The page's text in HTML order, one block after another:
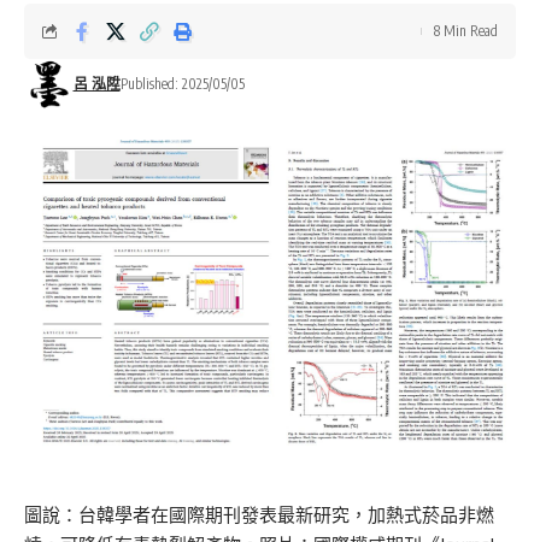
呂 泓陞Published: 2025/05/05
8 Min Read
圖說：台韓學者在國際期刊發表最新研究，加熱式菸品非燃